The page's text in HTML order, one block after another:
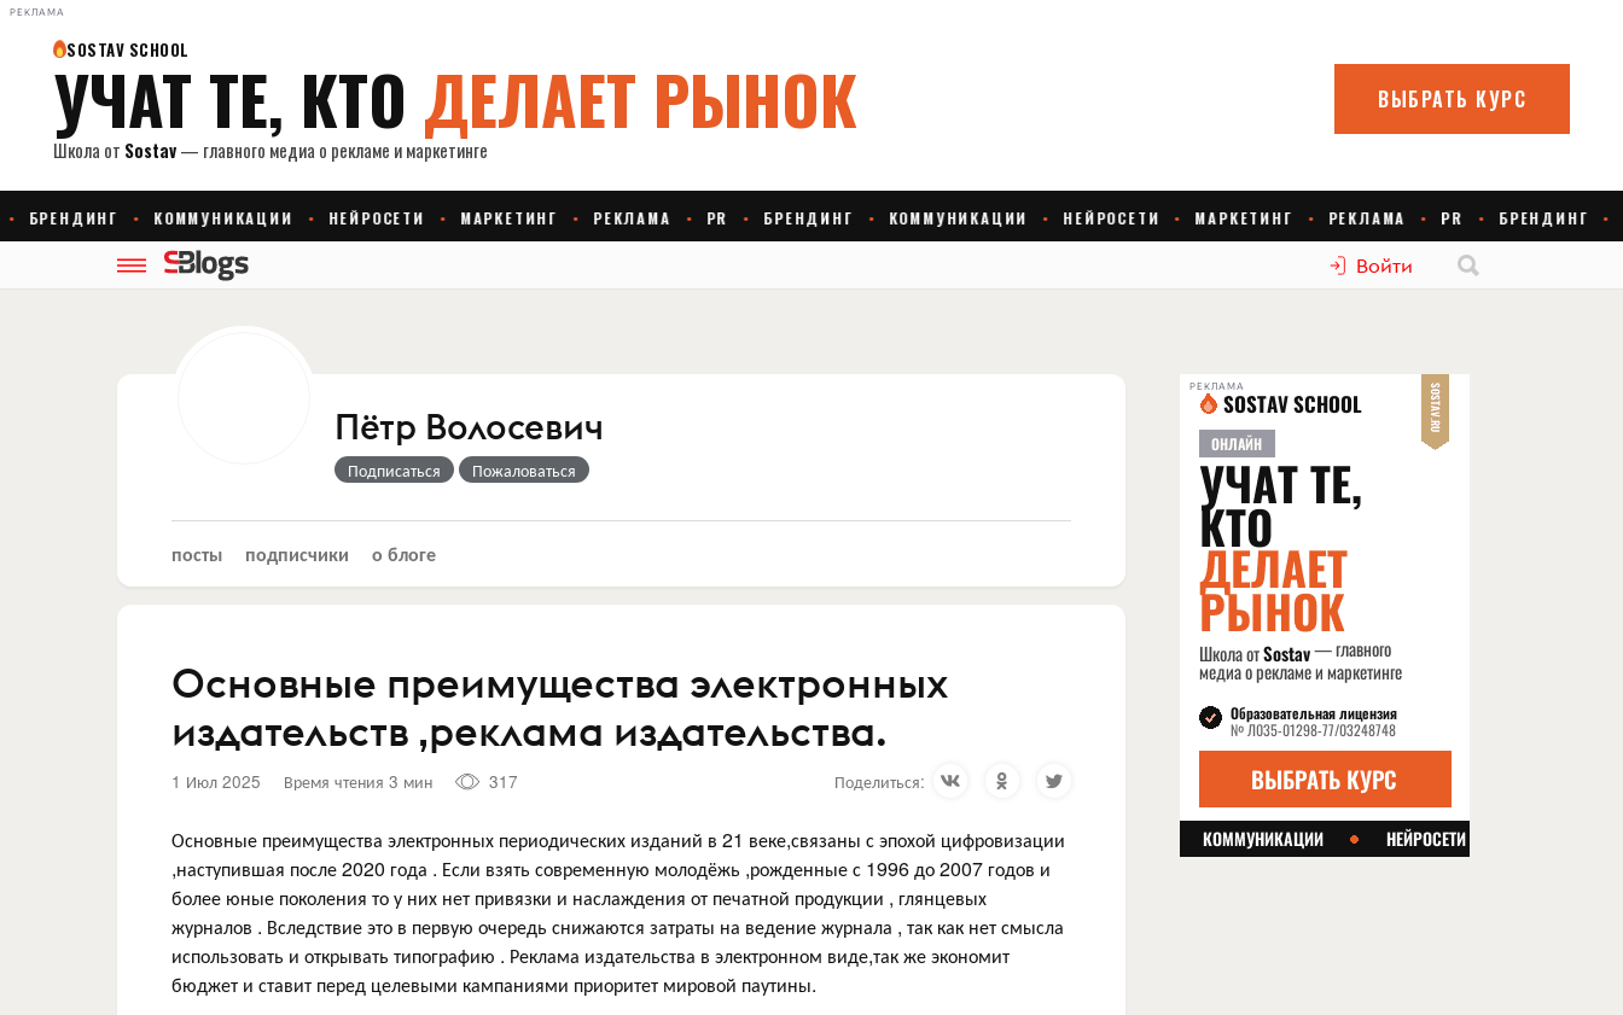
РЕКЛАМА
Войти
Пётр Волосевич
Подписаться Пожаловаться
посты подписчики о блоге
Основные преимущества электронных
издательств ,реклама издательства.
1 Июл 2025 Время чтения 3 мин 317 Поделиться:
Основные преимущества электронных периодических изданий в 21 веке,связаны с эпохой цифровизации
,наступившая после 2020 года . Если взять современную молодёжь ,рожденные с 1996 до 2007 годов и
более юные поколения то у них нет привязки и наслаждения от печатной продукции , глянцевых
журналов . Вследствие это в первую очередь снижаются затраты на ведение журнала , так как нет смысла
использовать и открывать типографию . Реклама издательства в электронном виде,так же экономит
бюджет и ставит перед целевыми кампаниями приоритет мировой паутины.
РЕКЛАМА